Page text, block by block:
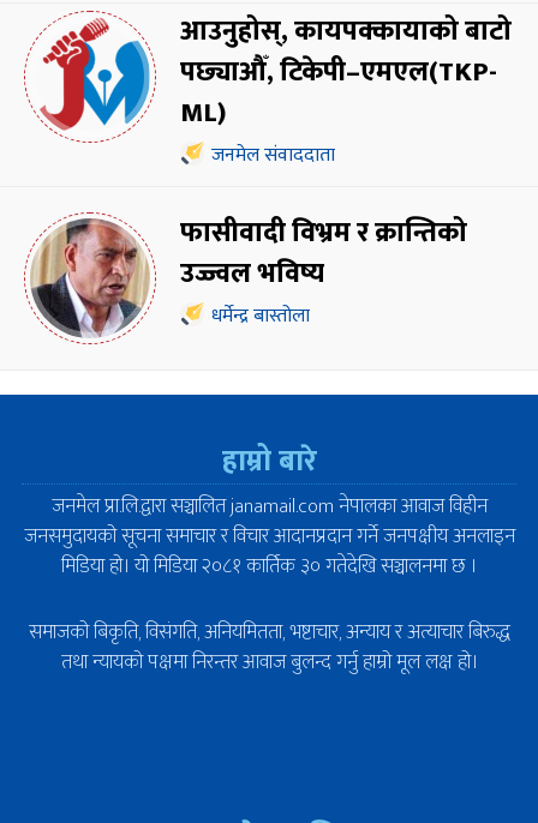
आउनुहोस्, कायपक्कायाको बाटो
पछ्याऔँ, टिकेपी–एमएल(TKP-
ML)
जनमेल संवाददाता
फासीवादी विभ्रम र क्रान्तिको
उज्ज्वल भविष्य
धर्मेन्द्र बास्तोला
हाम्रो बारे
जनमेल प्रा.लि.द्वारा सञ्चालित janamail.com नेपालका आवाज विहीन
जनसमुदायको सूचना समाचार र विचार आदानप्रदान गर्ने जनपक्षीय अनलाइन
मिडिया हो। यो मिडिया २०८१ कार्तिक ३० गतेदेखि सञ्चालनमा छ ।
समाजको बिकृति, विसंगति, अनियमितता, भष्टाचार, अन्याय र अत्याचार बिरुद्ध
तथा न्यायको पक्षमा निरन्तर आवाज बुलन्द गर्नु हाम्रो मूल लक्ष हो।